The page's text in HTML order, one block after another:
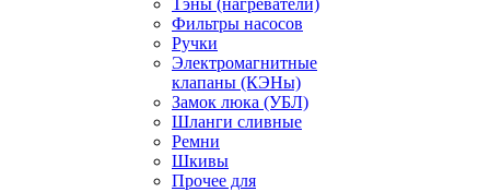
Тэны (нагреватели)
Фильтры насосов
Ручки
Электромагнитные
клапаны (КЭНы)
Замок люка (УБЛ)
Шланги сливные
Ремни
Шкивы
Прочее для